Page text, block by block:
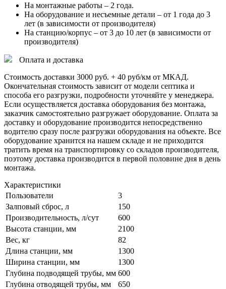
На монтажные работы – 2 года.
На оборудование и несъемные детали – от 1 года до 3
лет (в зависимости от производителя)
На станцию/корпус – от 3 до 10 лет (в зависимости от
производителя)
Оплата и доставка
Стоимость доставки 3000 руб. + 40 руб/км от МКАД.
Окончательная стоимость зависит от модели септика и
способа его разгрузки, подробности уточняйте у менеджера.
Если осуществляется доставка оборудования без монтажа,
заказчик самостоятельно разгружает оборудование. Оплата за
доставку и оборудование производится непосредственно
водителю сразу после разгрузки оборудования на объекте. Все
оборудование хранится на нашем складе и не приходится
тратить время на транспортировку со складов производителя,
поэтому доставка производится в первой половине дня в день
монтажа.
Характеристики
Пользователи
3
Залповый сброс, л
150
Производительность, л/сут
600
Высота станции, мм
2100
Вес, кг
82
Длина станции, мм
1300
Ширина станции, мм
1300
Глубина подводящей трубы, мм 600
Глубина отводящей трубы, мм
650